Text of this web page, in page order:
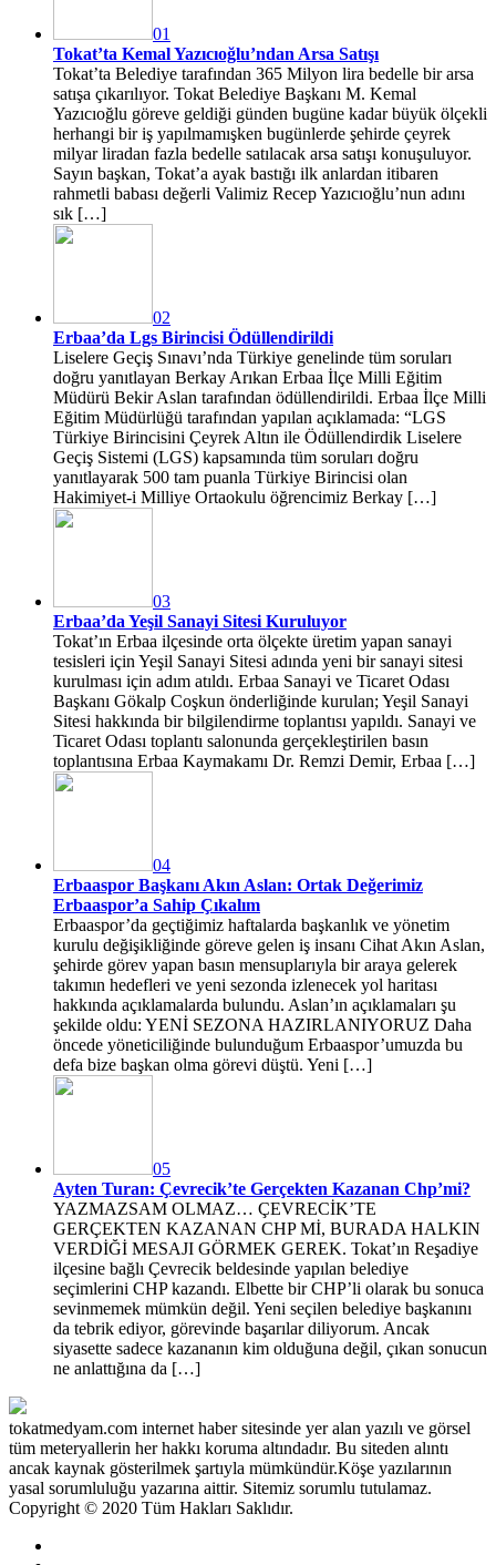
01
Tokat’ta Kemal Yazıcıoğlu’ndan Arsa Satışı
Tokat’ta Belediye tarafından 365 Milyon lira bedelle bir arsa
satışa çıkarılıyor. Tokat Belediye Başkanı M. Kemal
Yazıcıoğlu göreve geldiği günden bugüne kadar büyük ölçekli
herhangi bir iş yapılmamışken bugünlerde şehirde çeyrek
milyar liradan fazla bedelle satılacak arsa satışı konuşuluyor.
Sayın başkan, Tokat’a ayak bastığı ilk anlardan itibaren
rahmetli babası değerli Valimiz Recep Yazıcıoğlu’nun adını
sık […]
02
Erbaa’da Lgs Birincisi Ödüllendirildi
Liselere Geçiş Sınavı’nda Türkiye genelinde tüm soruları
doğru yanıtlayan Berkay Arıkan Erbaa İlçe Milli Eğitim
Müdürü Bekir Aslan tarafından ödüllendirildi. Erbaa İlçe Milli
Eğitim Müdürlüğü tarafından yapılan açıklamada: “LGS
Türkiye Birincisini Çeyrek Altın ile Ödüllendirdik Liselere
Geçiş Sistemi (LGS) kapsamında tüm soruları doğru
yanıtlayarak 500 tam puanla Türkiye Birincisi olan
Hakimiyet-i Milliye Ortaokulu öğrencimiz Berkay […]
03
Erbaa’da Yeşil Sanayi Sitesi Kuruluyor
Tokat’ın Erbaa ilçesinde orta ölçekte üretim yapan sanayi
tesisleri için Yeşil Sanayi Sitesi adında yeni bir sanayi sitesi
kurulması için adım atıldı. Erbaa Sanayi ve Ticaret Odası
Başkanı Gökalp Coşkun önderliğinde kurulan; Yeşil Sanayi
Sitesi hakkında bir bilgilendirme toplantısı yapıldı. Sanayi ve
Ticaret Odası toplantı salonunda gerçekleştirilen basın
toplantısına Erbaa Kaymakamı Dr. Remzi Demir, Erbaa […]
04
Erbaaspor Başkanı Akın Aslan: Ortak Değerimiz
Erbaaspor’a Sahip Çıkalım
Erbaaspor’da geçtiğimiz haftalarda başkanlık ve yönetim
kurulu değişikliğinde göreve gelen iş insanı Cihat Akın Aslan,
şehirde görev yapan basın mensuplarıyla bir araya gelerek
takımın hedefleri ve yeni sezonda izlenecek yol haritası
hakkında açıklamalarda bulundu. Aslan’ın açıklamaları şu
şekilde oldu: YENİ SEZONA HAZIRLANIYORUZ Daha
öncede yöneticiliğinde bulunduğum Erbaaspor’umuzda bu
defa bize başkan olma görevi düştü. Yeni […]
05
Ayten Turan: Çevrecik’te Gerçekten Kazanan Chp’mi?
YAZMAZSAM OLMAZ… ÇEVRECİK’TE
GERÇEKTEN KAZANAN CHP Mİ, BURADA HALKIN
VERDİĞİ MESAJI GÖRMEK GEREK. Tokat’ın Reşadiye
ilçesine bağlı Çevrecik beldesinde yapılan belediye
seçimlerini CHP kazandı. Elbette bir CHP’li olarak bu sonuca
sevinmemek mümkün değil. Yeni seçilen belediye başkanını
da tebrik ediyor, görevinde başarılar diliyorum. Ancak
siyasette sadece kazananın kim olduğuna değil, çıkan sonucun
ne anlattığına da […]
tokatmedyam.com internet haber sitesinde yer alan yazılı ve görsel
tüm meteryallerin her hakkı koruma altındadır. Bu siteden alıntı
ancak kaynak gösterilmek şartıyla mümkündür.Köşe yazılarının
yasal sorumluluğu yazarına aittir. Sitemiz sorumlu tutulamaz.
Copyright © 2020 Tüm Hakları Saklıdır.